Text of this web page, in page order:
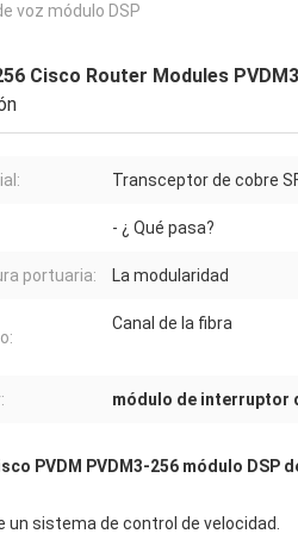
voz módulo DSP
Cisco Router Modules
Transceptor de cobre
- ¿ Qué pasa?
portuaria: La modularidad
Canal de la fibra
módulo de interruptor
PVDM PVDM3-256 módulo DSP
un sistema de control de velocidad.